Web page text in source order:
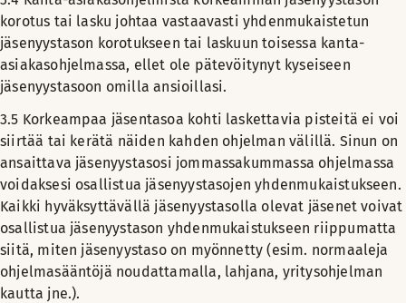
korotus tai lasku johtaa vastaavasti yhdenmukaistetun
jäsenyystason korotukseen tai laskuun toisessa kanta-
asiakasohjelmassa, ellet ole pätevöitynyt kyseiseen
jäsenyystasoon omilla ansioillasi.
3.5 Korkeampaa jäsentasoa kohti laskettavia pisteitä ei voi
siirtää tai kerätä näiden kahden ohjelman välillä. Sinun on
ansaittava jäsenyystasosi jommassakummassa ohjelmassa
voidaksesi osallistua jäsenyystasojen yhdenmukaistukseen.
Kaikki hyväksyttävällä jäsenyystasolla olevat jäsenet voivat
osallistua jäsenyystason yhdenmukaistukseen riippumatta
siitä, miten jäsenyystaso on myönnetty (esim. normaaleja
ohjelmasääntöjä noudattamalla, lahjana, yritysohjelman
kautta jne.).